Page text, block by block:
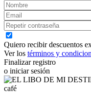
Quiero recibir descuentos
Ver los términos y
Finalizar registro
o iniciar sesión